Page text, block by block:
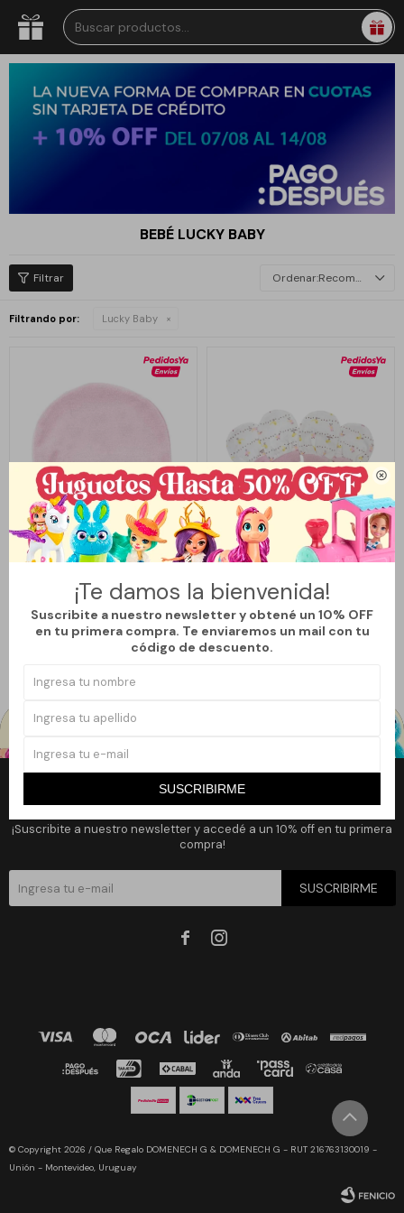

¡Te damos la bienvenida!
Suscribite a nuestro newsletter y obtené un 10% OFF
en tu primera compra. Te enviaremos un mail con tu
código de descuento.
SUSCRIBIRME
BEBÉ LUCKY BABY
Recomendados
Filtrando por: Lucky Baby
LlegaLUNES
GORRA PARA BEBÉ RECIÉN
NACIDO - ROSA
$ 325
Llega LUNES
CONJUNTO DE BOTINES Y
MANOPLAS
$300
Newsletter
¡Suscribite a nuestro newsletter y accedé a un 10% off en tu primera
compra!
SUSCRIBIRME
 
© Copyright 2026 / Que Regalo DOMENECH G & DOMENECH G - RUT 216763130019 -
Unión - Montevideo, Uruguay